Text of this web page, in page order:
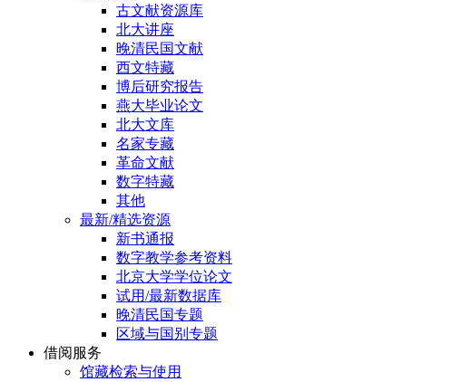
古文献资源库
北大讲座
晚清民国文献
西文特藏
博后研究报告
燕大毕业论文
北大文库
名家专藏
革命文献
数字特藏
其他
最新/精选资源
新书通报
数字教学参考资料
北京大学学位论文
试用/最新数据库
晚清民国专题
区域与国别专题
借阅服务
馆藏检索与使用